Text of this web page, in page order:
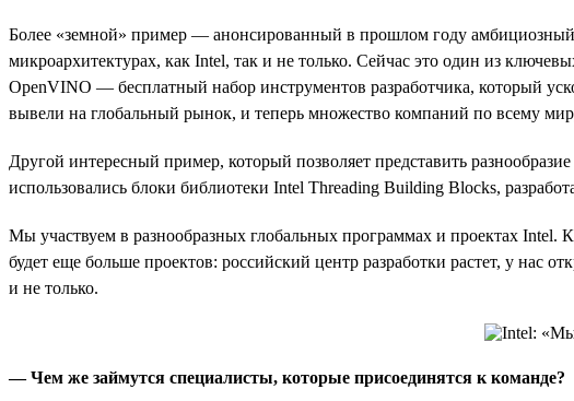
Более «земной» пример — анонсированный в прошлом году
микроархитектурах, как Intel, так и не только. Сейчас это один из
OpenVINO — бесплатный набор инструментов разработчика, который
вывели на глобальный рынок, и теперь множество компаний по всему
Другой интересный пример, который позволяет представить
использовались блоки библиотеки Intel Threading Building Blocks,
Мы участвуем в разнообразных глобальных программах и проектах
будет еще больше проектов: российский центр разработки растет, у нас
и не только.
— Чем же займутся специалисты, которые присоединятся к команде?